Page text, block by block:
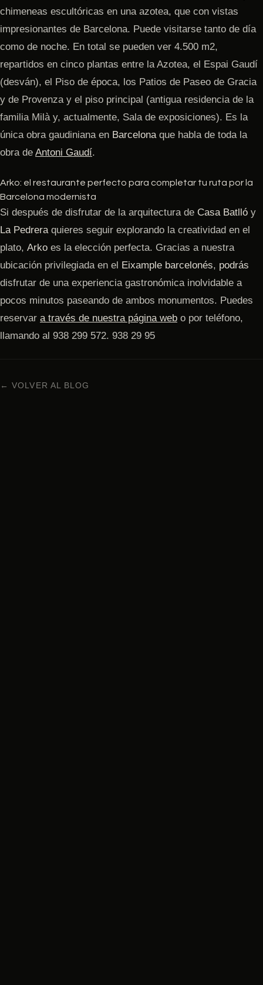
chimeneas escultóricas en una azotea, que con vistas
impresionantes de Barcelona. Puede visitarse tanto de día
como de noche. En total se pueden ver 4.500 m2,
repartidos en cinco plantas entre la Azotea, el Espai Gaudí
(desván), el Piso de época, los Patios de Paseo de Gracia
y de Provenza y el piso principal (antigua residencia de la
familia Milà y, actualmente, Sala de exposiciones). Es la
única obra gaudiniana en Barcelona que habla de toda la
obra de Antoni Gaudí.
Arko: el restaurante perfecto para completar tu ruta por la
Barcelona modernista
Si después de disfrutar de la arquitectura de Casa Batlló y
La Pedrera quieres seguir explorando la creatividad en el
plato, Arko es la elección perfecta. Gracias a nuestra
ubicación privilegiada en el Eixample barcelonés, podrás
disfrutar de una experiencia gastronómica inolvidable a
pocos minutos paseando de ambos monumentos. Puedes
reservar a través de nuestra página web o por teléfono,
llamando al 938 299 572. 938 29 95
← VOLVER AL BLOG